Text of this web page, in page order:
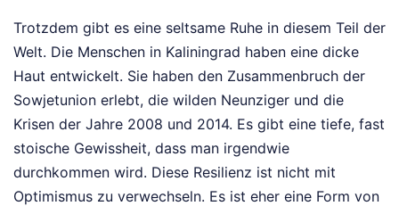
Trotzdem gibt es eine seltsame Ruhe in diesem Teil der
Welt. Die Menschen in Kaliningrad haben eine dicke
Haut entwickelt. Sie haben den Zusammenbruch der
Sowjetunion erlebt, die wilden Neunziger und die
Krisen der Jahre 2008 und 2014. Es gibt eine tiefe, fast
stoische Gewissheit, dass man irgendwie
durchkommen wird. Diese Resilienz ist nicht mit
Optimismus zu verwechseln. Es ist eher eine Form von